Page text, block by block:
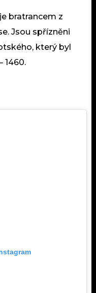
bratrancem z
Jsou spřízněni
který byl
1460.